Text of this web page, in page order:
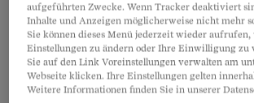
aufgezählt.
Verfügen alle
aufgeführten Zwecke. Wenn Tracker deaktiviert
Inhalte und Anzeigen möglicherweise nicht mehr
Sie können dieses Menü jederzeit wieder aufrufen,
Einstellungen zu ändern oder Ihre Einwilligung
Sie auf den Link Voreinstellungen verwalten am
Webseite klicken. Ihre Einstellungen gelten
Weitere Informationen finden Sie in unserer